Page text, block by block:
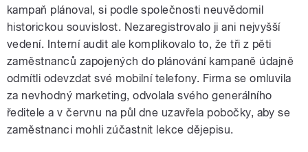
kampaň plánoval, si podle společnosti neuvědomil
historickou souvislost. Nezaregistrovalo ji ani nejvyšší
vedení. Interní audit ale komplikovalo to, že tři z pěti
zaměstnanců zapojených do plánování kampaně údajně
odmítli odevzdat své mobilní telefony. Firma se omluvila
za nevhodný marketing, odvolala svého generálního
ředitele a v červnu na půl dne uzavřela pobočky, aby se
zaměstnanci mohli zúčastnit lekce dějepisu.